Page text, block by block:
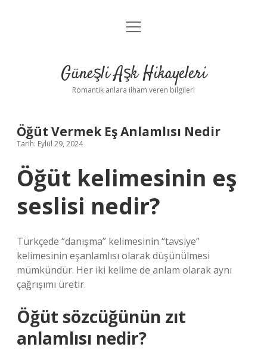
Anasayfa
Yasal Uyarı
menüyü
Güneşli Aşk Hikayeleri
Romantik anlara ilham veren bilgiler!
Öğüt Vermek Eş Anlamlısı Nedir
Tarih: Eylül 29, 2024
Öğüt kelimesinin eş
seslisi nedir?
Türkçede “danışma” kelimesinin “tavsiye”
kelimesinin eşanlamlısı olarak düşünülmesi
mümkündür. Her iki kelime de anlam olarak aynı
çağrışımı üretir.
Öğüt sözcüğünün zıt
anlamlısı nedir?